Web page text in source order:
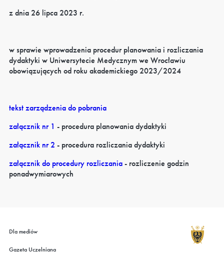
z dnia 26 lipca 2023 r.
w sprawie wprowadzenia procedur planowania i rozliczania
dydaktyki w Uniwersytecie Medycznym we Wrocławiu
obowiązujących od roku akademickiego 2023/2024
tekst zarządzenia do pobrania
załącznik nr 1 - procedura planowania dydaktyki
załącznik nr 2 - procedura rozliczania dydaktyki
załącznik do procedury rozliczania- rozliczenie godzin
ponadwymiarowych
Dla mediów
Gazeta Uczelniana